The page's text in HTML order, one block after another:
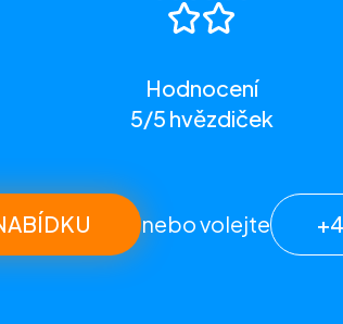
Hodnocení
5/5 hvězdiček
nebo volejte